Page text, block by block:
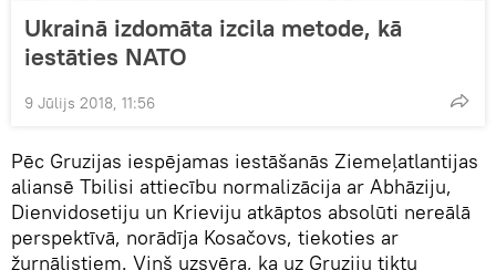
Ukrainā izdomāta izcila metode, kā
iestāties NATO
9 Jūlijs 2018, 11:56
Pēc Gruzijas iespējamas iestāšanās Ziemeļatlantijas
aliansē Tbilisi attiecību normalizācija ar Abhāziju,
Dienvidosetiju un Krieviju atkāptos absolūti nereālā
perspektīvā, norādīja Kosačovs, tiekoties ar
žurnālistiem. Viņš uzsvēra, ka uz Gruziju tiktu